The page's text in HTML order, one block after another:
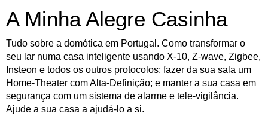
A Minha Alegre Casinha
Tudo sobre a domótica em Portugal. Como transformar o
seu lar numa casa inteligente usando X-10, Z-wave, Zigbee,
Insteon e todos os outros protocolos; fazer da sua sala um
Home-Theater com Alta-Definição; e manter a sua casa em
segurança com um sistema de alarme e tele-vigilância.
Ajude a sua casa a ajudá-lo a si.